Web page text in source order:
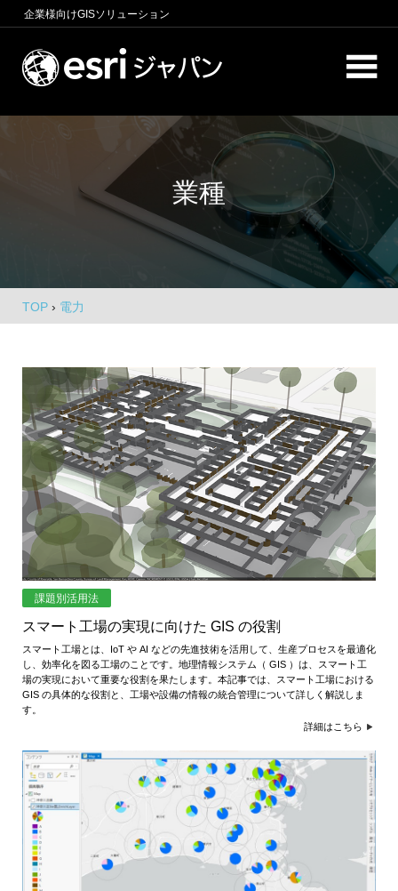
ン
企業様向けGISソリューション
ー
ョ
ン
イ
ン
テ
リ
ジ
ェ
ン
ス・
位
置
活
用
た
め
の
GIS・
ケ
テ
環
境
分
SCM、
リ
ス
ク
対
策、
IoT
等
の
地
図
用
法
を
ご
紹
介
業種
TOP › 電力
課題別活用法
スマート工場の実現に向けた GIS の役割
スマート工場とは、IoT や AI などの先進技術を活用して、生産プロセスを最適化
し、効率化を図る工場のことです。地理情報システム（ GIS ）は、スマート工
場の実現において重要な役割を果たします。本記事では、スマート工場における
GIS の具体的な役割と、工場や設備の情報の統合管理について詳しく解説しま
す。
詳細はこちら